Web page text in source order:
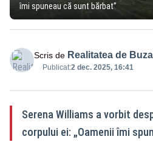
îmi spuneau că sunt bărbat”
Scris de Realitatea de
Publicat:2 dec. 2025, 16:41
Serena Williams a vorbit
corpului ei: „Oamenii îmi